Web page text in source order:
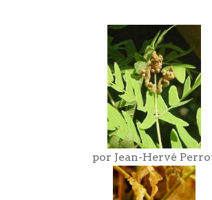
por Jean-Hervé